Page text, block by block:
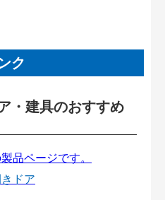
ク
・建具のおすすめ
ドア